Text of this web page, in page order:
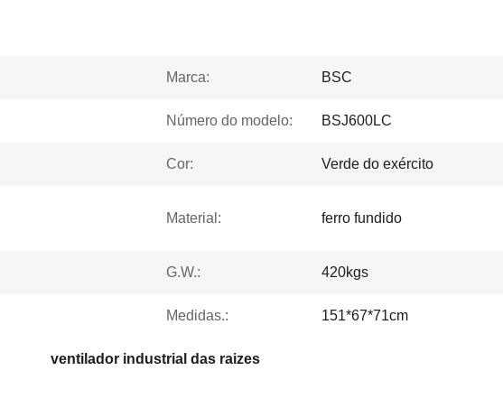
Marca: BSC
Número do modelo: BSJ600LC
Cor: Verde do exército
Material: ferro fundido
G.W.: 420kgs
Medidas.: 151*67*71cm
ventilador industrial das raizes